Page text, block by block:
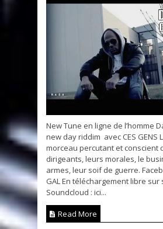
New Tune en ligne de l’homme
new day riddim avec CES GENS
morceau percutant et conscient
dirigeants, leurs morales, le
armes, leur soif de guerre.
GAL En téléchargement libre sur
Soundcloud : ici...
Read More